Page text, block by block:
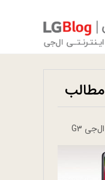
مطالب